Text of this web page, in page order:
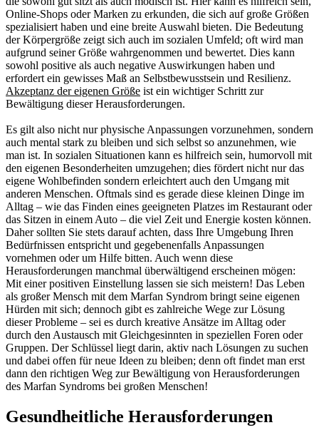
Online-Shops oder Marken zu erkunden, die sich auf große Größen
spezialisiert haben und eine breite Auswahl bieten. Die Bedeutung
der Körpergröße zeigt sich auch im sozialen Umfeld; oft wird man
aufgrund seiner Größe wahrgenommen und bewertet. Dies kann
sowohl positive als auch negative Auswirkungen haben und
erfordert ein gewisses Maß an Selbstbewusstsein und Resilienz.
Akzeptanz der eigenen Größe ist ein wichtiger Schritt zur
Bewältigung dieser Herausforderungen.
Es gilt also nicht nur physische Anpassungen vorzunehmen, sondern
auch mental stark zu bleiben und sich selbst so anzunehmen, wie
man ist. In sozialen Situationen kann es hilfreich sein, humorvoll mit
den eigenen Besonderheiten umzugehen; dies fördert nicht nur das
eigene Wohlbefinden sondern erleichtert auch den Umgang mit
anderen Menschen. Oftmals sind es gerade diese kleinen Dinge im
Alltag – wie das Finden eines geeigneten Platzes im Restaurant oder
das Sitzen in einem Auto – die viel Zeit und Energie kosten können.
Daher sollten Sie stets darauf achten, dass Ihre Umgebung Ihren
Bedürfnissen entspricht und gegebenenfalls Anpassungen
vornehmen oder um Hilfe bitten. Auch wenn diese
Herausforderungen manchmal überwältigend erscheinen mögen:
Mit einer positiven Einstellung lassen sie sich meistern! Das Leben
als großer Mensch mit dem Marfan Syndrom bringt seine eigenen
Hürden mit sich; dennoch gibt es zahlreiche Wege zur Lösung
dieser Probleme – sei es durch kreative Ansätze im Alltag oder
durch den Austausch mit Gleichgesinnten in speziellen Foren oder
Gruppen. Der Schlüssel liegt darin, aktiv nach Lösungen zu suchen
und dabei offen für neue Ideen zu bleiben; denn oft findet man erst
dann den richtigen Weg zur Bewältigung von Herausforderungen
des Marfan Syndroms bei großen Menschen!
Gesundheitliche Herausforderungen